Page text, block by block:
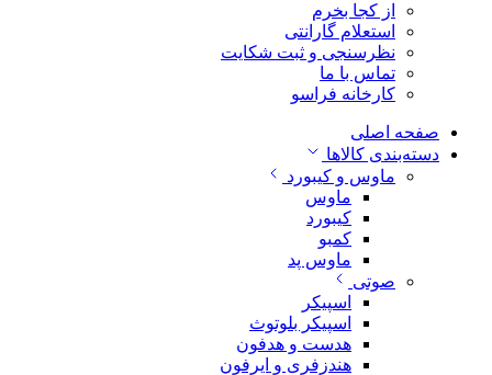
از کجا بخرم
استعلام گارانتی
نظرسنجی و ثبت شکایت
تماس با ما
کارخانه فراسو
صفحه اصلی
دسته‌بندی کالاها
ماوس و کیبورد
ماوس
کیبورد
کمبو
ماوس پد
صوتی
اسپیکر
اسپیکر بلوتوث
هدست و هدفون
هندزفری و ایرفون